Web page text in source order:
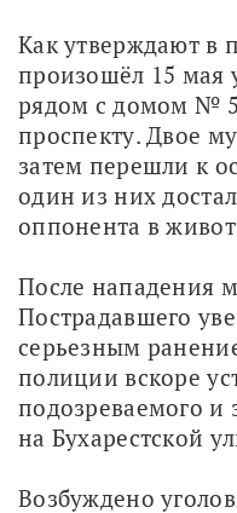
Как утверждают в
произошёл 15 мая
рядом с домом №
проспекту. Двое
затем перешли к
один из них
оппонента в
После нападения
Пострадавшего
серьезным
полиции вскоре
подозреваемого и
на Бухарестской
Возбуждено